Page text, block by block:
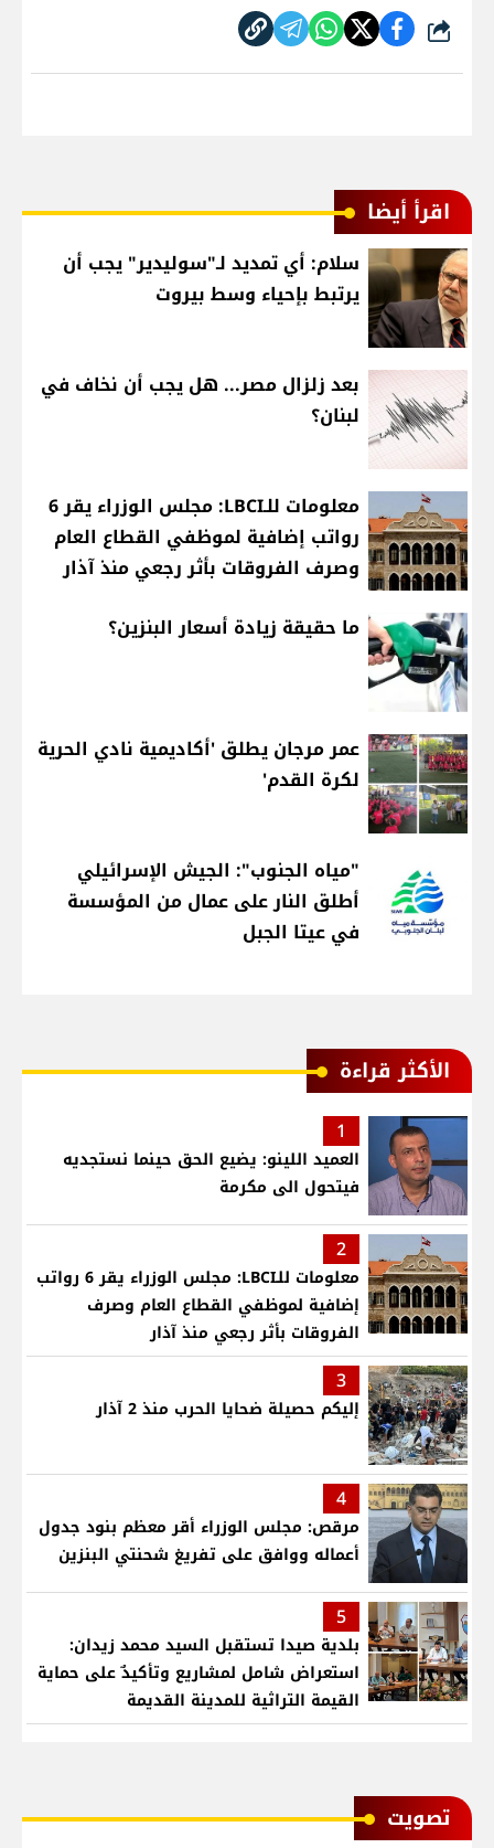
شارك
اقرأ أيضا
سلام: أي تمديد لـ"سوليدير" يجب أن
يرتبط بإحياء وسط بيروت
بعد زلزال مصر... هل يجب أن نخاف في
لبنان؟
معلومات للـLBCI: مجلس الوزراء يقر 6
رواتب إضافية لموظفي القطاع العام
وصرف الفروقات بأثر رجعي منذ آذار
ما حقيقة زيادة أسعار البنزين؟
عمر مرجان يطلق 'أكاديمية نادي الحرية
لكرة القدم'
"مياه الجنوب": الجيش الإسرائيلي
أطلق النار على عمال من المؤسسة
في عيتا الجبل
الأكثر قراءة
1
العميد اللينو: يضيع الحق حينما نستجديه
فيتحول الى مكرمة
2
معلومات للـLBCI: مجلس الوزراء يقر 6 رواتب
إضافية لموظفي القطاع العام وصرف
الفروقات بأثر رجعي منذ آذار
3
إليكم حصيلة ضحايا الحرب منذ 2 آذار
4
مرقص: مجلس الوزراء أقر معظم بنود جدول
أعماله ووافق على تفريغ شحنتي البنزين
5
بلدية صيدا تستقبل السيد محمد زيدان:
استعراض شامل لمشاريع وتأكيدٌ على حماية
القيمة التراثية للمدينة القديمة
ﺗﺼﻮﻳﺖ